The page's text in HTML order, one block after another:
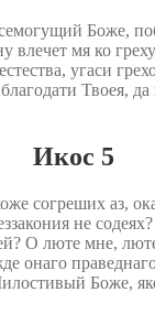
Боже,
влечет мя ко
угаси
Твоея,
Икос 5
согреших аз,
не
О люте мне,
онаго
Боже,